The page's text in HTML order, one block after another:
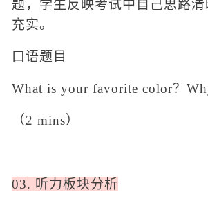
题 ，学生反映考试中自己思路
充实。
口语题目
What is your favorite color？
（2 mins）
03. 听力板块分析